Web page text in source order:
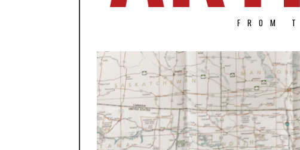
FROM